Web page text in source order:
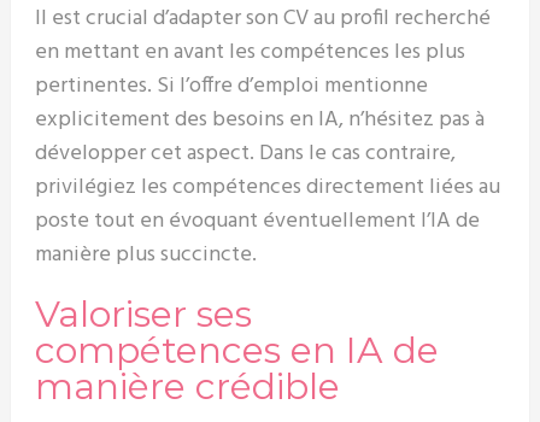
Il est crucial d’adapter son CV au profil recherché
en mettant en avant les compétences les plus
pertinentes. Si l’offre d’emploi mentionne
explicitement des besoins en IA, n’hésitez pas à
développer cet aspect. Dans le cas contraire,
privilégiez les compétences directement liées au
poste tout en évoquant éventuellement l’IA de
manière plus succincte.
Valoriser ses
compétences en IA de
manière crédible